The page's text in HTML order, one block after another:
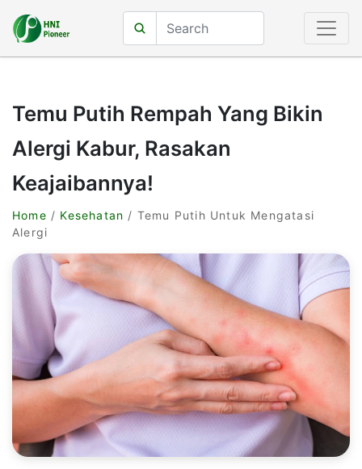
Temu Putih Rempah Yang Bikin
Alergi Kabur, Rasakan
Keajaibannya!
Home / Kesehatan / Temu Putih Untuk Mengatasi
Alergi